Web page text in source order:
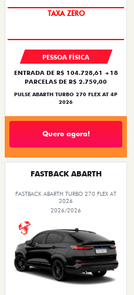
PESSOA FÍSICA
ENTRADA DE R$ 104.728,61 +18
PARCELAS DE R$ 2.759,00
PULSE ABARTH TURBO 270 FLEX AT 4P
2026
Quero agora!
FASTBACK ABARTH
FASTBACK ABARTH TURBO 270 FLEX AT
2026
2026/2026